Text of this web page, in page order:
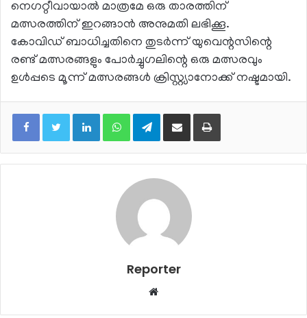
നെഗറ്റീവായാല്‍ മാത്രമേ ഒരു താരത്തിന്
മത്സരത്തിന് ഇറങ്ങാന്‍ അനുമതി ലഭിക്കൂ.
കോവിഡ് ബാധിച്ചതിനെ തുടര്‍ന്ന് യുവെന്റസിന്റെ
രണ്ട് മത്സരങ്ങളും പോര്‍ച്ചുഗലിന്റെ ഒരു മത്സരവും
ഉള്‍പ്പടെ മൂന്ന് മത്സരങ്ങള്‍ ക്രിസ്റ്റ്യാനോക്ക് നഷ്ടമായി.
LinkedInWhatsAppTelegramShare via Email Print
Reporter
Website